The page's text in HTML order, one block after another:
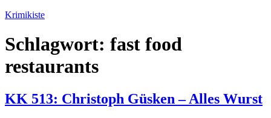
Zum
springen
Krimikiste
Schlagwort: fast food
restaurants
KK 513: Christoph Güsken – Alles Wurst